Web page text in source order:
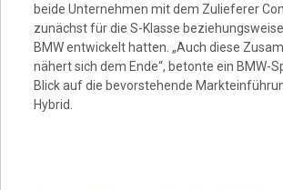
beide Unternehmen mit dem Zulieferer
zunächst für die S-Klasse
BMW entwickelt hatten. „Auch diese
nähert sich dem Ende“, betonte ein BMW-
Blick auf die bevorstehende
Hybrid.